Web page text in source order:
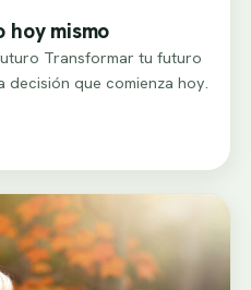
mismo
Transformar tu futuro
decisión que comienza hoy.